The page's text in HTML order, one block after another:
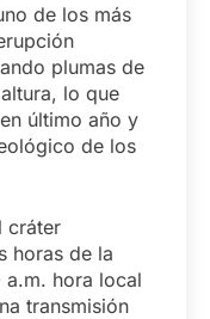
de los más
plumas de
lo que
último año y
de los
cráter
horas de la
a.m. hora local
transmisión